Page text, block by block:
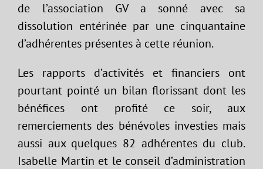
de l’association GV a sonné avec sa
dissolution entérinée par une cinquantaine
d’adhérentes présentes à cette réunion.
Les rapports d’activités et financiers ont
pourtant pointé un bilan florissant dont les
bénéfices ont profité ce soir, aux
remerciements des bénévoles investies mais
aussi aux quelques 82 adhérentes du club.
Isabelle Martin et le conseil d’administration